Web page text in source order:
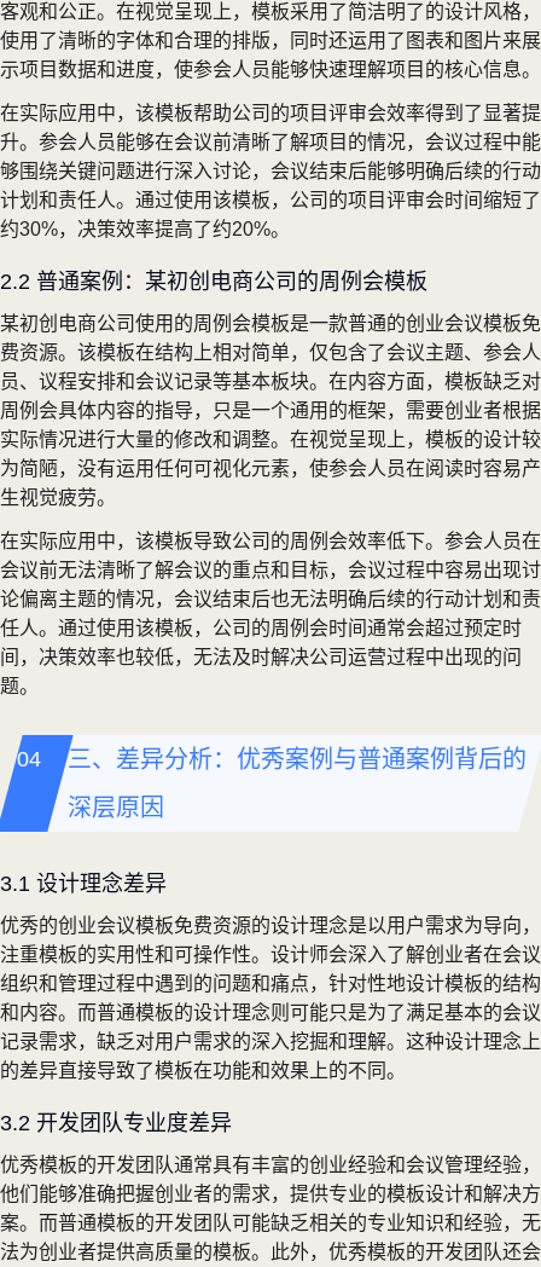
客观和公正。在视觉呈现上，模板采用了简洁明了的设计风格，
使用了清晰的字体和合理的排版，同时还运用了图表和图片来展
示项目数据和进度，使参会人员能够快速理解项目的核心信息。
在实际应用中，该模板帮助公司的项目评审会效率得到了显著提
升。参会人员能够在会议前清晰了解项目的情况，会议过程中能
够围绕关键问题进行深入讨论，会议结束后能够明确后续的行动
计划和责任人。通过使用该模板，公司的项目评审会时间缩短了
约30%，决策效率提高了约20%。
2.2 普通案例：某初创电商公司的周例会模板
某初创电商公司使用的周例会模板是一款普通的创业会议模板免
费资源。该模板在结构上相对简单，仅包含了会议主题、参会人
员、议程安排和会议记录等基本板块。在内容方面，模板缺乏对
周例会具体内容的指导，只是一个通用的框架，需要创业者根据
实际情况进行大量的修改和调整。在视觉呈现上，模板的设计较
为简陋，没有运用任何可视化元素，使参会人员在阅读时容易产
生视觉疲劳。
在实际应用中，该模板导致公司的周例会效率低下。参会人员在
会议前无法清晰了解会议的重点和目标，会议过程中容易出现讨
论偏离主题的情况，会议结束后也无法明确后续的行动计划和责
任人。通过使用该模板，公司的周例会时间通常会超过预定时
间，决策效率也较低，无法及时解决公司运营过程中出现的问
题。
三、差异分析：优秀案例与普通案例背后的
深层原因
3.1 设计理念差异
优秀的创业会议模板免费资源的设计理念是以用户需求为导向，
注重模板的实用性和可操作性。设计师会深入了解创业者在会议
组织和管理过程中遇到的问题和痛点，针对性地设计模板的结构
和内容。而普通模板的设计理念则可能只是为了满足基本的会议
记录需求，缺乏对用户需求的深入挖掘和理解。这种设计理念上
的差异直接导致了模板在功能和效果上的不同。
3.2 开发团队专业度差异
优秀模板的开发团队通常具有丰富的创业经验和会议管理经验，
他们能够准确把握创业者的需求，提供专业的模板设计和解决方
案。而普通模板的开发团队可能缺乏相关的专业知识和经验，无
法为创业者提供高质量的模板。此外，优秀模板的开发团队还会